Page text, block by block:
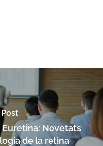
Euretina: Novetats
de la retina